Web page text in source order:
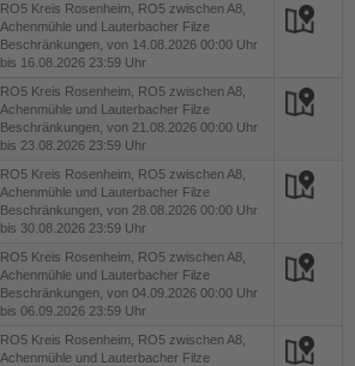
RO5 Kreis Rosenheim, RO5 zwischen A8,
Achenmühle und Lauterbacher Filze
Beschränkungen, von 14.08.2026 00:00 Uhr
bis 16.08.2026 23:59 Uhr
RO5 Kreis Rosenheim, RO5 zwischen A8,
Achenmühle und Lauterbacher Filze
Beschränkungen, von 21.08.2026 00:00 Uhr
bis 23.08.2026 23:59 Uhr
RO5 Kreis Rosenheim, RO5 zwischen A8,
Achenmühle und Lauterbacher Filze
Beschränkungen, von 28.08.2026 00:00 Uhr
bis 30.08.2026 23:59 Uhr
RO5 Kreis Rosenheim, RO5 zwischen A8,
Achenmühle und Lauterbacher Filze
Beschränkungen, von 04.09.2026 00:00 Uhr
bis 06.09.2026 23:59 Uhr
RO5 Kreis Rosenheim, RO5 zwischen A8,
Achenmühle und Lauterbacher Filze